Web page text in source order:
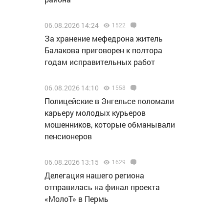
06.08.2026 14:24 1522
За хранение мефедрона житель
Балакова приговорен к полтора
годам исправительных работ
06.08.2026 14:10 1558
Полицейские в Энгельсе поломали
карьеру молодых курьеров
мошенников, которые обманывали
пенсионеров
06.08.2026 13:15 1629
Делегация нашего региона
отправилась на финал проекта
«МолоТ» в Пермь